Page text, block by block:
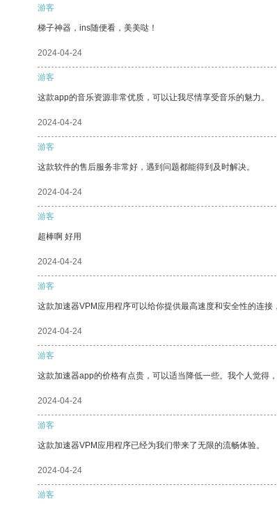
游客
梯子神器，ins随便看，美美哒！
2024-04-24
游客
这款app的音乐资源非常优质，可以让我尽情享受音乐的魅力。
2024-04-24
游客
这款软件的售后服务非常好，遇到问题都能得到及时解决。
2024-04-24
游客
超棒啊 好用
2024-04-24
游客
这款加速器VPM应用程序可以给你提供最高速度和安全性的连接
2024-04-24
游客
这款加速器app的价格有点贵，可以适当降低一些。我个人觉得
2024-04-24
游客
这款加速器VPM应用程序已经为我们带来了无限的流畅体验。
2024-04-24
游客